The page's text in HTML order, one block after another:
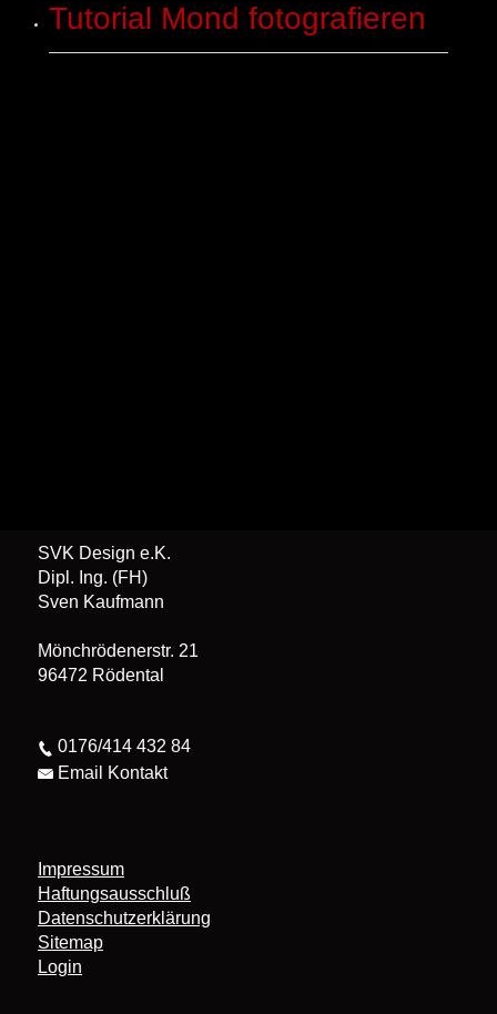
Tutorial Mond fotografieren
SVK Design e.K.
Dipl. Ing. (FH)
Sven Kaufmann
Mönchrödenerstr. 21
96472 Rödental
0176/414 432 84
Email Kontakt
Impressum
Haftungsausschluß
Datenschutzerklärung
Sitemap
Login